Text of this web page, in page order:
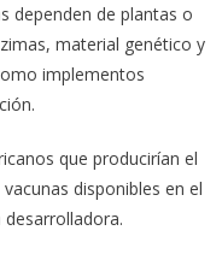
dependen de plantas o
material genético y
implementos
que producirían el
disponibles en el